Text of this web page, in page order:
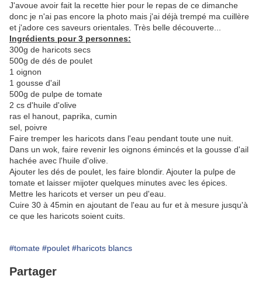
J'avoue avoir fait la recette hier pour le repas de ce dimanche
donc je n'ai pas encore la photo mais j'ai déjà trempé ma cuillère
et j'adore ces saveurs orientales. Très belle découverte...
Ingrédients pour 3 personnes:
300g de haricots secs
500g de dés de poulet
1 oignon
1 gousse d'ail
500g de pulpe de tomate
2 cs d'huile d'olive
ras el hanout, paprika, cumin
sel, poivre
Faire tremper les haricots dans l'eau pendant toute une nuit.
Dans un wok, faire revenir les oignons émincés et la gousse d'ail
hachée avec l'huile d'olive.
Ajouter les dés de poulet, les faire blondir. Ajouter la pulpe de
tomate et laisser mijoter quelques minutes avec les épices.
Mettre les haricots et verser un peu d'eau.
Cuire 30 à 45min en ajoutant de l'eau au fur et à mesure jusqu'à
ce que les haricots soient cuits.
#tomate #poulet #haricots blancs
Partager